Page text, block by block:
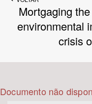
Bioma / Bacia
Mortgaging
environmental
crisis
Documento não